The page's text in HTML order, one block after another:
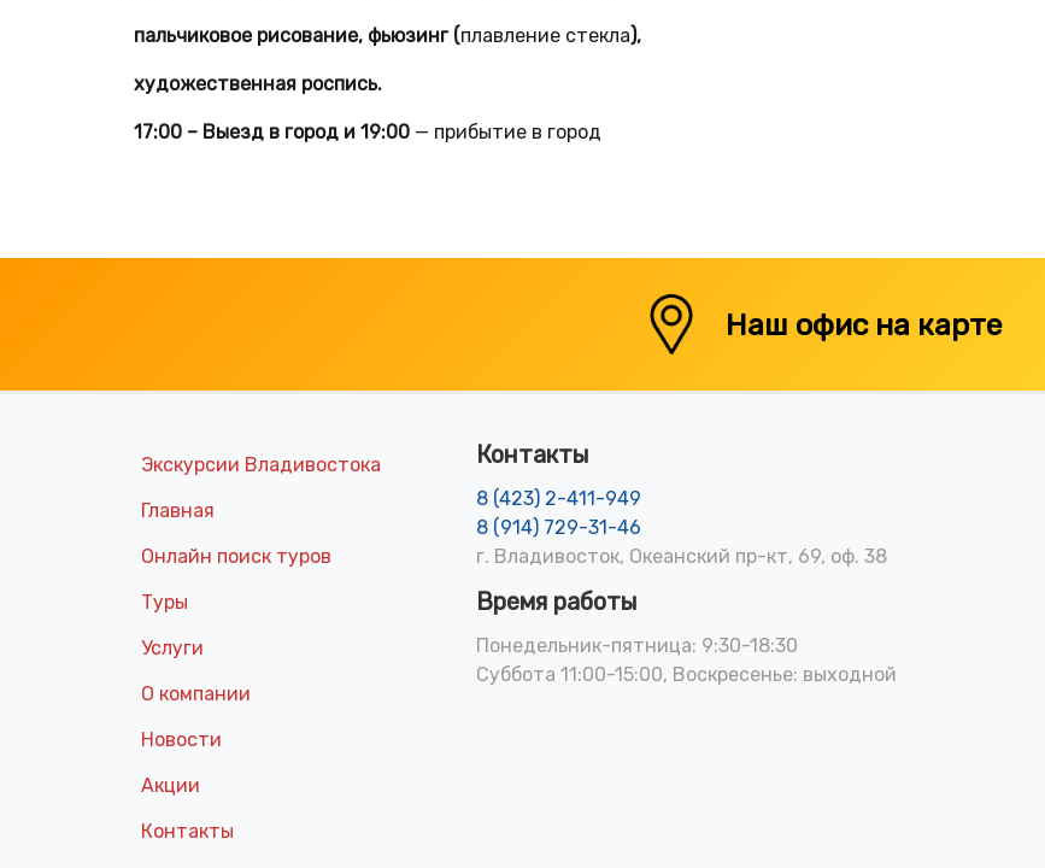
пальчиковое рисование, фьюзинг (плавление стекла),
художественная роспись.
17:00 – Выезд в город и 19:00 — прибытие в город
Наш офис на карте
Экскурсии Владивостока
Главная
Онлайн поиск туров
Туры
Услуги
О компании
Новости
Акции
Контакты
Контакты
8 (423) 2-411-949
8 (914) 729-31-46
г. Владивосток, Океанский пр-кт, 69, оф. 38
Время работы
Понедельник-пятница: 9:30-18:30
Суббота 11:00-15:00, Воскресенье: выходной